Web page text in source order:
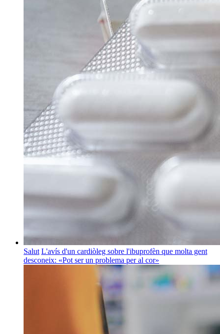
Salut L'avís d'un cardiòleg sobre l'ibuprofèn que molta gent
desconeix: «Pot ser un problema per al cor»